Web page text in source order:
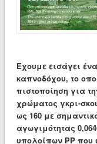
Έχουμε εισάγει
καπνοδόχου, το
πιστοποίηση για
χρώματος γκρι-
ως 160 με
αγωγιμότητας
υπολοίπων PP που